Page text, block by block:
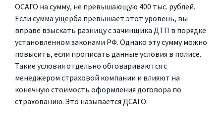
ОСАГО на сумму, не превышающую 400 тыс. рублей.
Если сумма ущерба превышает этот уровень, вы
вправе взыскать разницу с зачинщика ДТП в порядке
установленном законами РФ. Однако эту сумму можно
повысить, если прописать данные условия в полисе.
Такие условия отдельно обговариваются с
менеджером страховой компании и влияют на
конечную стоимость оформления договора по
страхованию. Это называется ДСАГО.